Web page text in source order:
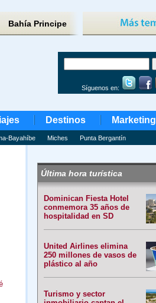
Bahía Principe
Síguenos en:
Destinos Marketing
Bayahíbe Miches Punta Bergantín
Última hora turística
Dominican Fiesta Hotel
conmemora 35 años de
hospitalidad en SD
United Airlines elimina
250 millones de vasos de
plástico al año
Turismo y sector